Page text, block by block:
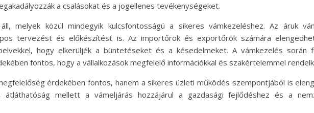
a csalásokat és a jogellenes tevékenységeket.
melyek közül mindegyik kulcsfontosságú a sikeres vámkezeléshez. Az áruk
tervezést és előkészítést is. Az importőrök és exportőrök számára
hogy elkerüljék a büntetéseket és a késedelmeket. A vámkezelés során
fontos, hogy a vállalkozások megfelelő információkkal és szakértelemmel
érdekében fontos, hanem a sikeres üzleti működés szempontjából is
mellett a vámeljárás hozzájárul a gazdasági fejlődéshez és a